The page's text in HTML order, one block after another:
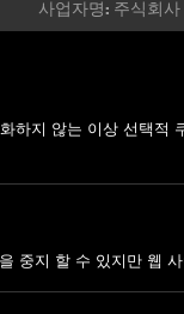
사업자명: 주식회사
하지 않는 이상 선택적
중지 할 수 있지만 웹